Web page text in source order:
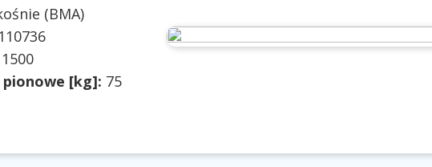
(BMA)
1500
pionowe [kg]: 75